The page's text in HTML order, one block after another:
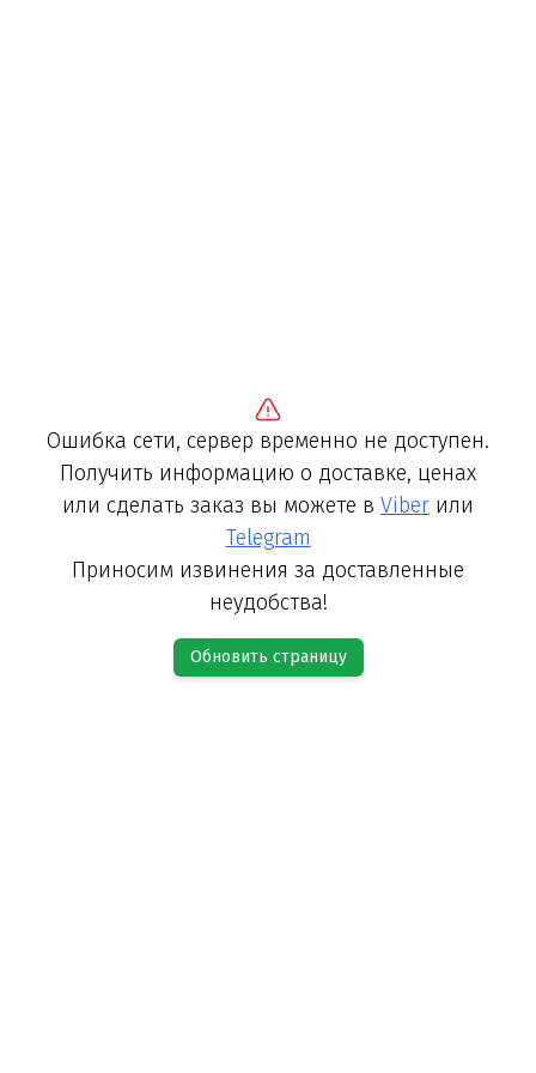
Ошибка сети, сервер временно не доступен.
Получить информацию о доставке, ценах
или сделать заказ вы можете в Viber или
Telegram
Приносим извинения за доставленные
неудобства!
Обновить страницу